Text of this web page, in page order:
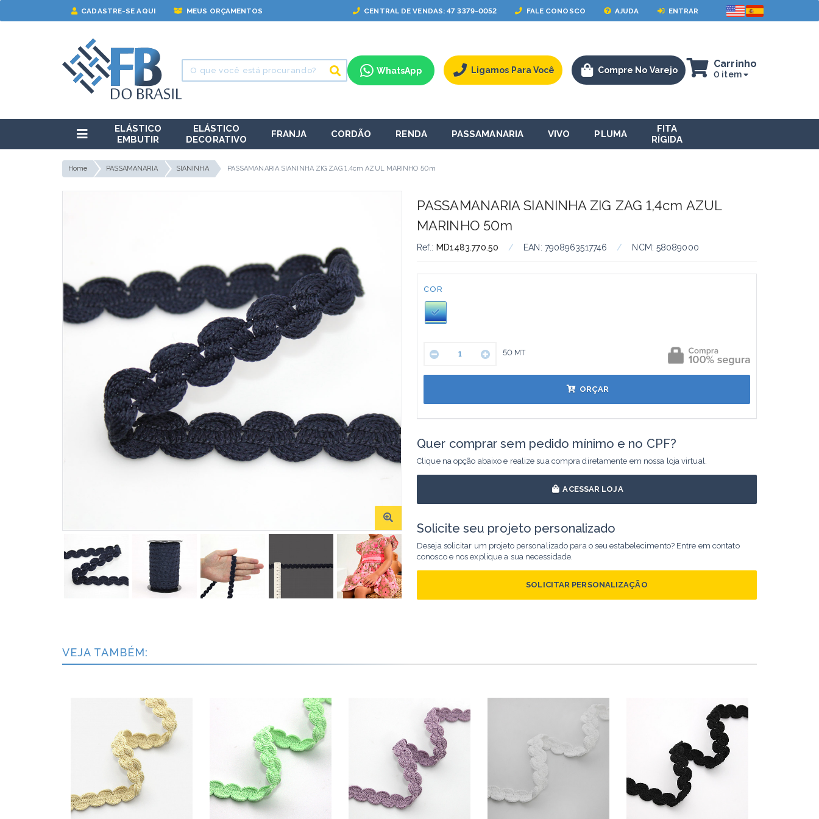
CADASTRE-SE AQUI MEUS ORÇAMENTOS CENTRALDE VENDAS: 47 3379-0052 FALE CONOSCO AJUDA ENTRAR
Compre No Varejo
Ligamos Para Você
WhatsApp
Carrinho
0 item
ELÁSTICO
EMBUTIR
ELÁSTICO
DECORATIVO
FRANJA CORDÃO RENDA PASSAMANARIA VIVO PLUMA
FITA
RÍGIDA
Home PASSAMANARIA SIANINHA PASSAMANARIA SIANINHA ZIG ZAG 1,4cm AZUL MARINHO 50m
PASSAMANARIA SIANINHA ZIG ZAG 1,4cm AZUL
MARINHO 50m
Ref.: MD1483.770.50 / EAN: 7908963517746 / NCM: 58089000
Cor:
COR
50 MT
ORÇAR
Quer comprar sem pedido mínimo e no CPF?
Clique na opção abaixo e realize sua compra diretamente em nossa loja virtual.
ACESSAR LOJA
Solicite seu projeto personalizado
Deseja solicitar um projeto personalizado para o seu estabelecimento? Entre em contato
conosco e nos explique a sua necessidade.
SOLICITAR PERSONALIZAÇÃO
VEJA TAMBÉM: